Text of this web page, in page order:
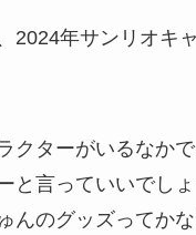
2024年サンリオキ
クターがいるなか
と言っていいでし
んのグッズってか